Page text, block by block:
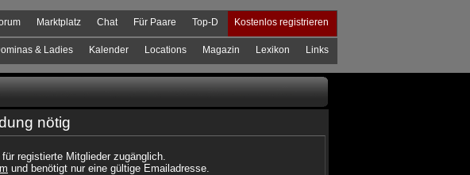
Kostenlos registrieren
Top-D
Für Paare
Chat
Marktplatz
Links
Lexikon
Magazin
Locations
Kalender
& Ladies
nötig
registierte Mitglieder zugänglich.
und benötigt nur eine gültige Emailadresse.